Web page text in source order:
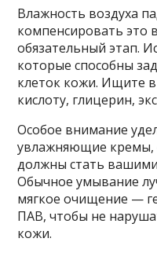
Влажность воздуха
компенсировать это
обязательный этап.
которые способны
клеток кожи. Ищите
кислоту, глицерин,
Особое внимание
увлажняющие кремы,
должны стать
Обычное умывание
мягкое очищение —
ПАВ, чтобы не
кожи.